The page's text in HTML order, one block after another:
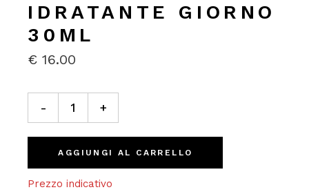
IDRATANTE GIORNO
30ML
€ 16.00
Idratante Giorno 30ml quantity
- +
AGGIUNGI AL CARRELLO
Prezzo indicativo